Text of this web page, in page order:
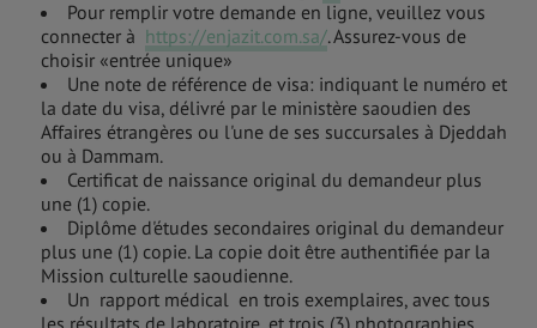
Pour remplir votre demande en ligne, veuillez vous
connecter à https://enjazit.com.sa/. Assurez-vous de
choisir «entrée unique»
Une note de référence de visa: indiquant le numéro et
la date du visa, délivré par le ministère saoudien des
Affaires étrangères ou l'une de ses succursales à Djeddah
ou à Dammam.
Certificat de naissance original du demandeur plus
une (1) copie.
Diplôme d'études secondaires original du demandeur
plus une (1) copie. La copie doit être authentifiée par la
Mission culturelle saoudienne.
Un rapport médical en trois exemplaires, avec tous
les résultats de laboratoire, et trois (3) photographies